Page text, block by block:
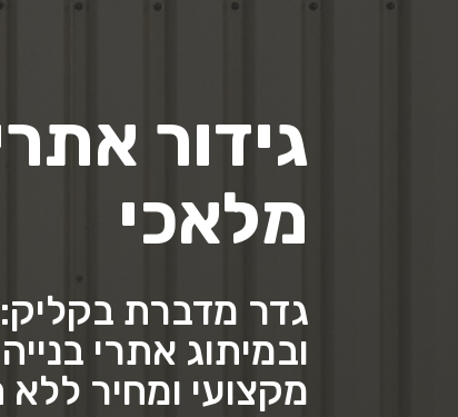
גידור
מלאכי
גדר מדברת בקליק:
ובמיתוג אתרי
מקצועי ומחיר